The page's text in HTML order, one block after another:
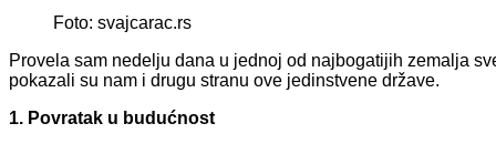
Foto: svajcarac.rs
Provela sam nedelju dana u jednoj od najbogatijih zemalja
pokazali su nam i drugu stranu ove jedinstvene države.
1. Povratak u budućnost